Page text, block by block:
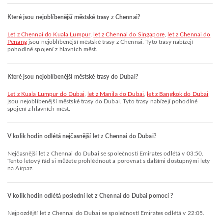
Které jsou nejoblíbenější městské trasy z Chennai?
let z Chennai do Kuala Lumpur, let z Chennai do Singapore,
let z Chennai do
Penangjsou nejoblíbenější městské trasy z Chennai. Tyto trasy nabízejí
pohodlné spojení z hlavních měst.
Které jsou nejoblíbenější městské trasy do Dubai?
let z Kuala Lumpur do Dubai let z Manila do Dubai
let z Bangkok do Dubai
jsou nejoblíbenější městské trasy do Dubai. Tyto trasy nabízejí pohodlné
spojení z hlavních měst.
V kolik hodin odlétá nejčasnější let z Chennai do Dubai?
Nejčasnější let z Chennai do Dubai se společností Emirates odlétá v 03:50.
Tento letový řád si můžete prohlédnout a porovnat s dalšími dostupnými lety
na Airpaz.
V kolik hodin odlétá poslední let z Chennai do Dubai pomocí ?
Nejpozdější let z Chennai do Dubai se společností Emirates odlétá v 22:05.